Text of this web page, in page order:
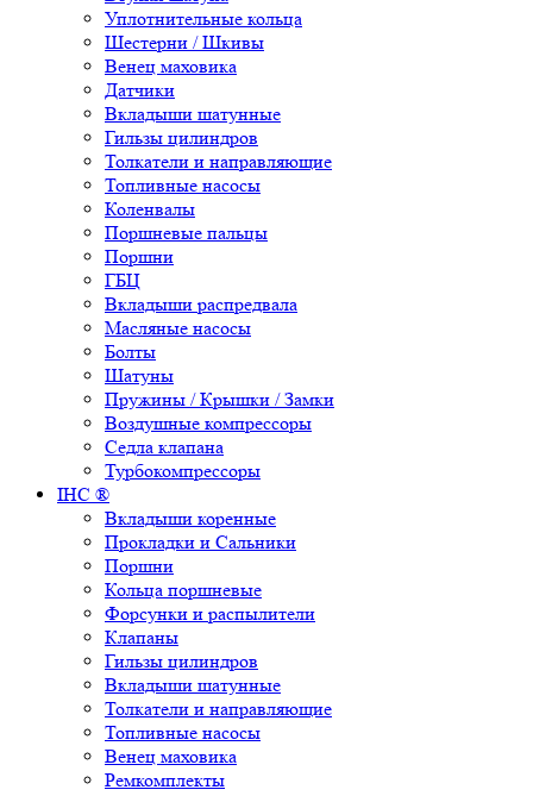
Уплотнительные кольца
Шестерни / Шкивы
Венец маховика
Датчики
Вкладыши шатунные
Гильзы цилиндров
Толкатели и направляющие
Топливные насосы
Коленвалы
Поршневые пальцы
Поршни
ГБЦ
Вкладыши распредвала
Масляные насосы
Болты
Шатуны
Пружины / Крышки / Замки
Воздушные компрессоры
Седла клапана
Турбокомпрессоры
IHC ®
Вкладыши коренные
Прокладки и Сальники
Поршни
Кольца поршневые
Форсунки и распылители
Клапаны
Гильзы цилиндров
Вкладыши шатунные
Толкатели и направляющие
Топливные насосы
Венец маховика
Ремкомплекты